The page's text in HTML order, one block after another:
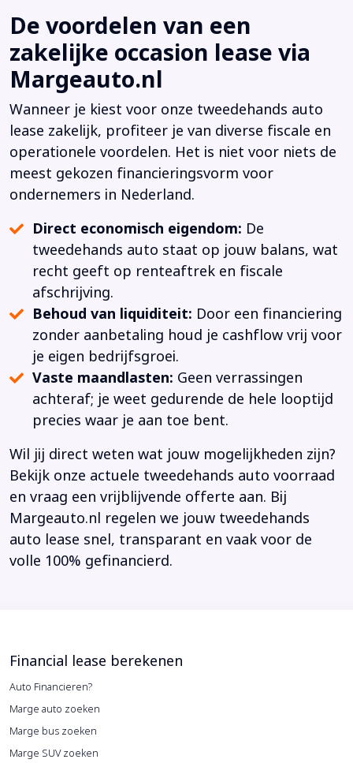
De voordelen van een
zakelijke occasion lease via
Margeauto.nl
Wanneer je kiest voor onze tweedehands auto
lease zakelijk, profiteer je van diverse fiscale en
operationele voordelen. Het is niet voor niets de
meest gekozen financieringsvorm voor
ondernemers in Nederland.
Direct economisch eigendom: De
tweedehands auto staat op jouw balans, wat
recht geeft op renteaftrek en fiscale
afschrijving.
Behoud van liquiditeit: Door een financiering
zonder aanbetaling houd je cashflow vrij voor
je eigen bedrijfsgroei.
Vaste maandlasten: Geen verrassingen
achteraf; je weet gedurende de hele looptijd
precies waar je aan toe bent.
Wil jij direct weten wat jouw mogelijkheden zijn?
Bekijk onze actuele tweedehands auto voorraad
en vraag een vrijblijvende offerte aan. Bij
Margeauto.nl regelen we jouw tweedehands
auto lease snel, transparant en vaak voor de
volle 100% gefinancierd.
Financial lease berekenen
Auto Financieren?
Marge auto zoeken
Marge bus zoeken
Marge SUV zoeken